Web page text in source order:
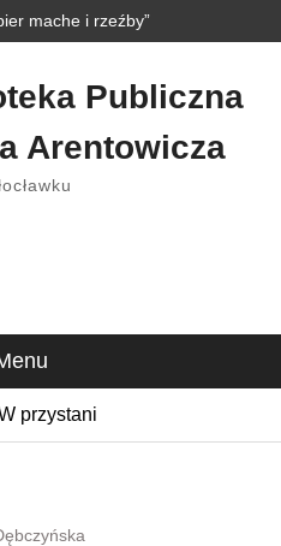
mache i rzeźby”
w Strefie
Publiczna
Arentowicza
przystani